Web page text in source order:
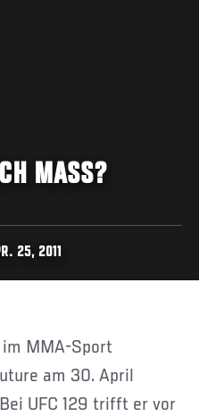
MASS?
25, 2011
am 30. April
UFC 129 trifft er vor